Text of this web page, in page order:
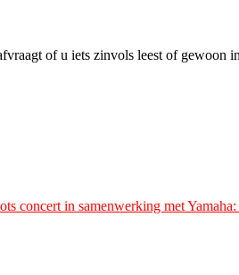
of u iets zinvols leest of gewoon
concert in samenwerking met